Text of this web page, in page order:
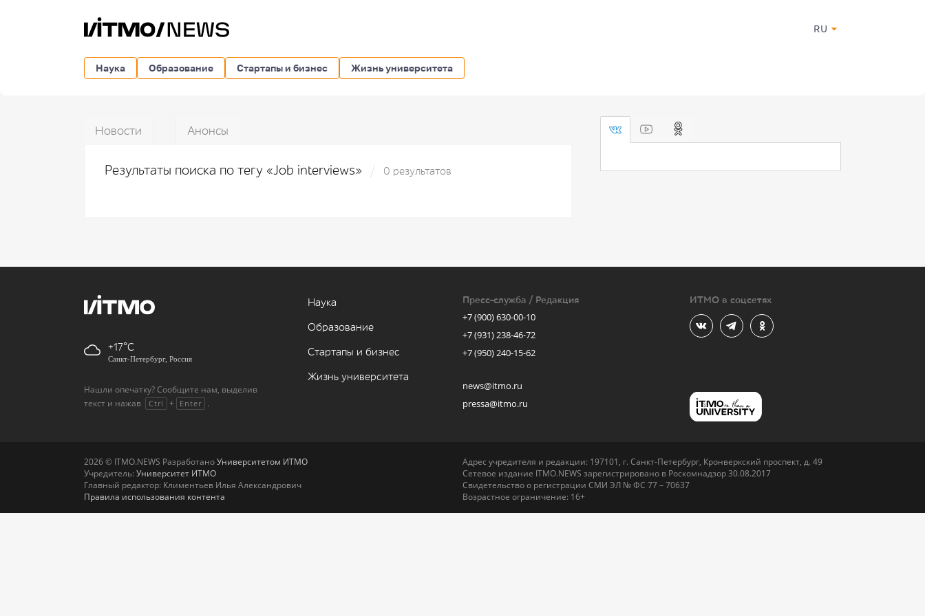
RU
Наука Образование Стартапы и бизнес Жизнь университета
Новости Анонсы
Результаты поиска по тегу «Job interviews» 0 результатов
+17
Санкт-Петербург, Россия
Нашли опечатку? Сообщите нам, выделив
текст и нажав
Ctrl + Enter .
Наука
Образование
Стартапы и бизнес
Жизнь университета
Пресс-служба / Редакция
+7 (900) 630-00-10
+7 (931) 238-46-72
+7 (950) 240-15-62
news@itmo.ru
pressa@itmo.ru
ИТМО в соцсетях
2026 © ITMO.NEWS РазработаноУниверситетом ИТМО
Учредитель: Университет ИТМО
Главный редактор: Климентьев Илья Александрович
Правила использования контента
Адрес учредителя и редакции: 197101, г. Санкт-Петербург, Кронверкский проспект, д. 49
Сетевое издание ITMO.NEWS зарегистрировано в Роскомнадзор 30.08.2017
Свидетельство о регистрации СМИ ЭЛ № ФС 77 – 70637
Возрастное ограничение: 16+